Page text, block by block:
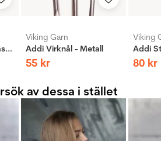
Addi Rundsticka - Mässing
Viking Garn
Addi Virknål - Metall
55 kr
Viking
80 kr
av dessa i stället